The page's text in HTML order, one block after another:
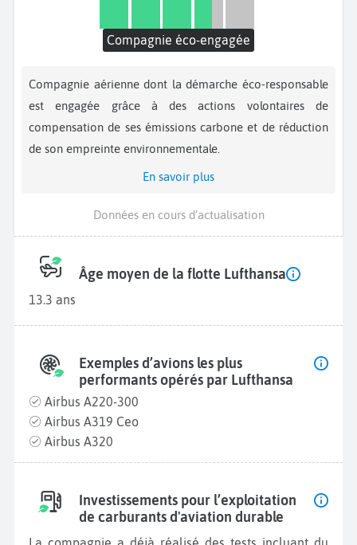
Compagnie éco-engagée
Compagnie aérienne dont la démarche éco-responsable
est engagée grâce à des actions volontaires de
compensation de ses émissions carbone et de réduction
de son empreinte environnementale.
En savoir plus
Données en cours d’actualisation
Âge moyen de la flotte Lufthansa
13.3 ans
Exemples d’avions les plus
performants opérés par Lufthansa
Airbus A220-300
Airbus A319 Ceo
Airbus A320
Investissements pour l’exploitation
de carburants d'aviation durable